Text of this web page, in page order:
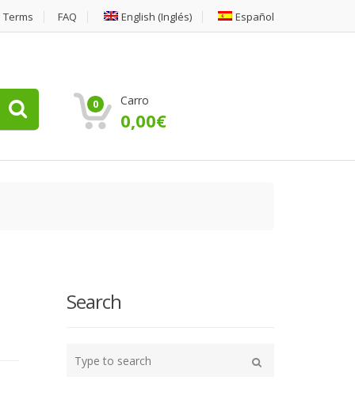
Terms FAQ English (Inglés) Español
0 Carro
0,00€
Search
your